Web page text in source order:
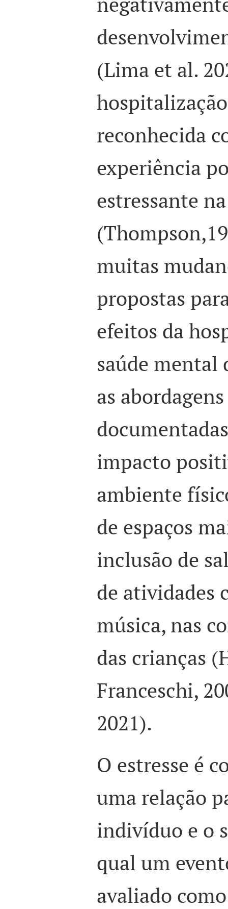
(Lima et al.
reconhecida
experiência
estressante
muitas
propostas
efeitos da
saúde mental
as
impacto
ambiente
de espaços
inclusão de
de atividades
música, nas
das crianças
Franceschi,
2021).
O estresse é
uma relação
indivíduo e o
qual um
avaliado